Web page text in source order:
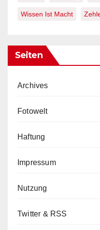
Wissen Ist Macht
Seiten
Archives
Fotowelt
Haftung
Impressum
Nutzung
Twitter & RSS